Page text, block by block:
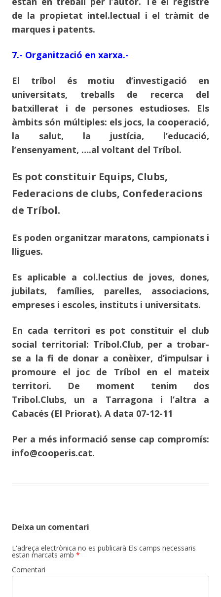
de la propietat intel.lectual i el tràmit de
marques i patents.
7.- Organització en xarxa.-
El tríbol és motiu d’investigació en
universitats, treballs de recerca del
batxillerat i de persones estudioses. Els
àmbits són múltiples: els jocs, la cooperació,
la salut, la justícia, l’educació,
l’ensenyament, ….al voltant del Tríbol.
Es pot constituir Equips, Clubs,
Federacions de clubs, Confederacions
de Tríbol.
Es poden organitzar maratons, campionats i
lligues.
Es aplicable a col.lectius de joves, dones,
jubilats, famílies, parelles, associacions,
empreses i escoles, instituts i universitats.
En cada territori es pot constituir el club
social territorial: Tríbol.Club, per a trobar-
se a la fi de donar a conèixer, d’impulsar i
promoure el joc de Tríbol en el mateix
territori. De moment tenim dos
Tribol.Clubs, un a Tarragona i l’altra a
Cabacés (El Priorat). A data 07-12-11
Per a més informació sense cap compromís:
info@cooperis.cat.
Deixa un comentari
L'adreça electrònica no es publicarà Els camps necessaris
estan marcats amb *
Comentari